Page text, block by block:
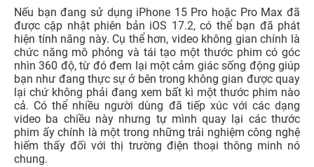
Nếu bạn đang sử dụng iPhone 15 Pro hoặc Pro Max đã
được cập nhật phiên bản iOS 17.2, có thể bạn đã phát
hiện tính năng này. Cụ thể hơn, video không gian chính là
chức năng mô phỏng và tái tạo một thước phim có góc
nhìn 360 độ, từ đó đem lại một cảm giác sống động giúp
bạn như đang thực sự ở bên trong không gian được quay
lại chứ không phải đang xem bất kì một thước phim nào
cả. Có thể nhiều người dùng đã tiếp xúc với các dạng
video ba chiều này nhưng tự mình quay lại các thước
phim ấy chính là một trong những trải nghiệm công nghệ
hiếm thấy đối với thị trường điện thoại thông minh nó
chung.